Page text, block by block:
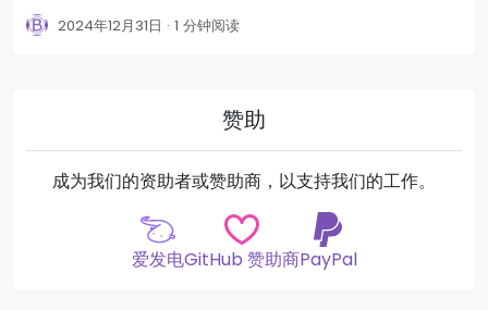
2024年12月31日 1 分钟阅读
赞助
成为我们的资助者或赞助商，以支持我们的工作。
爱发电GitHub 赞助商PayPal